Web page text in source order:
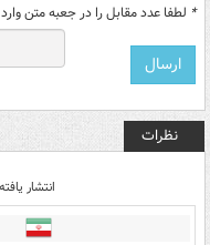
* لطفا عدد مقابل را در جعبه متن
نظرات
انتشار یافته: